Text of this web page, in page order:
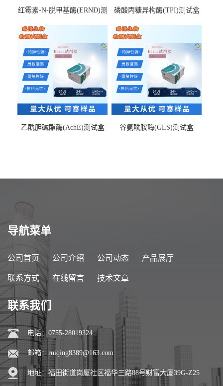
红霉素-N-脱甲基酶(ERND)测
磷酸丙糖异构酶(TPI)测试盒
乙酰胆碱酯酶(AchE)测试盒 谷氨酰胺酶(GLS)测试盒
导航菜单
公司首页 公司介绍 公司动态 产品展厅
联系方式 在线留言 技术文章
联系我们
电话：0755-28019324
邮箱： ruiqing8389@163.com
地址：福田街道岗厦社区福华三路88号财富大厦39G-Z25